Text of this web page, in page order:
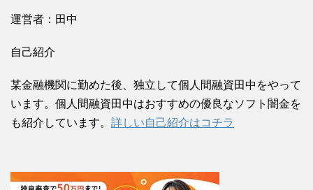
運営者：田中
自己紹介
某金融機関に勤めた後、独立して個人間融資田中をやって
います。個人間融資田中はおすすめの優良なソフト闇金を
も紹介しています。 詳しい自己紹介はコチラ